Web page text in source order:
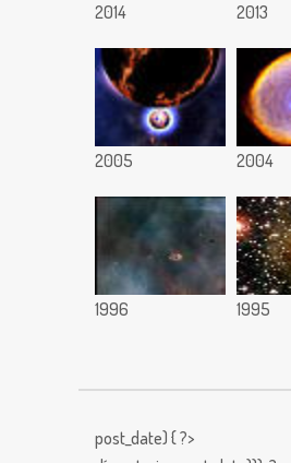
2014 2013
2005 2004
1996 1995
post_date) { ?>